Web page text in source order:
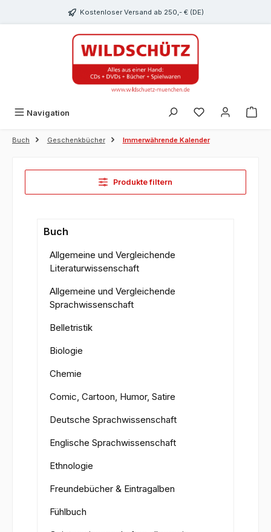
Kostenloser Versand ab 250,- € (DE)
Navigation Du hast 0
Buch Geschenkbücher Immerwährende Kalender
Produkte filtern
Buch
Allgemeine und Vergleichende
Literaturwissenschaft
Allgemeine und Vergleichende
Sprachwissenschaft
Belletristik
Biologie
Chemie
Comic, Cartoon, Humor, Satire
Deutsche Sprachwissenschaft
Englische Sprachwissenschaft
Ethnologie
Freundebücher & Eintragalben
Fühlbuch